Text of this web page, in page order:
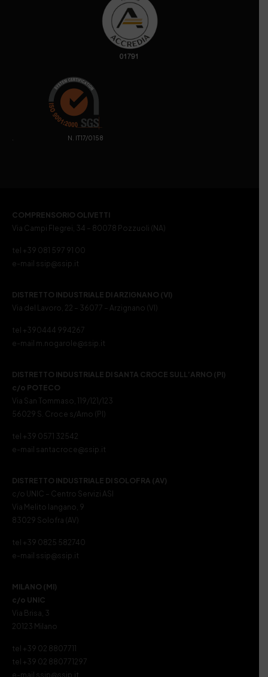
. N. IT17/0158
COMPRENSORIO OLIVETTI
Via Campi Flegrei, 34 – 80078 Pozzuoli (NA)
tel +39 081 597 91 00
e-mail ssip@ssip.it
DISTRETTO INDUSTRIALE DI ARZIGNANO (VI)
Via del Lavoro, 22 – 36077 – Arzignano (VI)
tel +390444 994267
e-mail m.nogarole@ssip.it
DISTRETTO INDUSTRIALE DI SANTA CROCE SULL’ARNO (PI)
c/o POTECO
Via San Tommaso, 119/121/123
56029 S. Croce s/Arno (PI)
tel +39 0571 32542
e-mail santacroce@ssip.it
DISTRETTO INDUSTRIALE DI SOLOFRA (AV)
c/o UNIC – Centro Servizi ASI
Via Melito Iangano, 9
83029 Solofra (AV)
tel +39 0825 582740
e-mail ssip@ssip.it
MILANO (MI)
c/o UNIC
Via Brisa, 3
20123 Milano
tel +39 02 8807711
tel +39 02 880771297
e-mail ssip@ssip.it